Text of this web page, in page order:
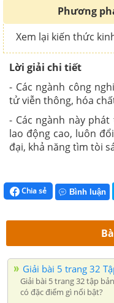
Phương
Xem lại kiến thức
Lời giải chi tiết
- Các ngành công
tử viễn thông, hóa
- Các ngành này
lao động cao, luôn
đại, khả năng tìm tòi
Chia sẻ Bình luận
Giải bài 5 trang 32
Giải bài 5 trang 32 tập
có đặc điểm gì nổi bật?